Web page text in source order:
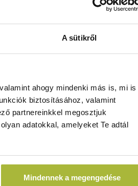
A sütikről
ahogy mindenki más is, mi is
biztosításához, valamint
partnereinkkel megosztjuk
adatokkal, amelyeket Te adtál
Mindennek a megengedése